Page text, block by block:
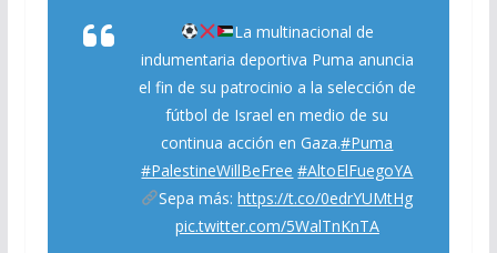
La multinacional de
indumentaria deportiva Puma anuncia
el fin de su patrocinio a la selección de
fútbol de Israel en medio de su
continua acción en Gaza.#Puma
#PalestineWillBeFree #AltoElFuegoYA
Sepa más:https://t.co/0edrYUMtHg
pic.twitter.com/5WalTnKnTA